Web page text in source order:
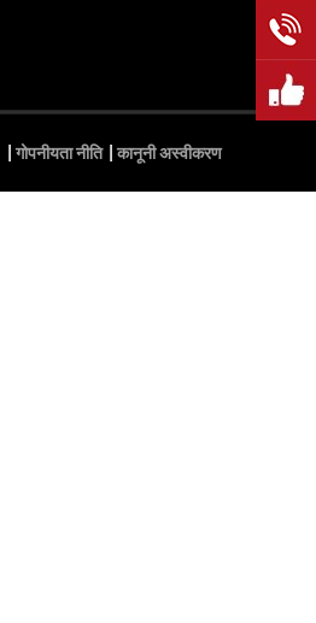
गोपनीयता नीति कानूनी अस्वीकरण